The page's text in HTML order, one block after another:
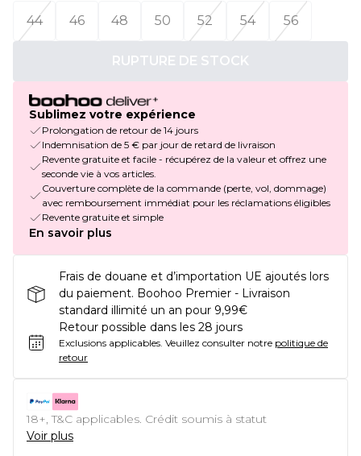
44
46 48 50 52 54 56
RUPTURE DE STOCK
Sublimez votre expérience
Prolongation de retour de 14 jours
Indemnisation de 5 € par jour de retard de livraison
Revente gratuite et facile - récupérez de la valeur et offrez une
seconde vie à vos articles.
Couverture complète de la commande (perte, vol, dommage)
avec remboursement immédiat pour les réclamations éligibles
Revente gratuite et simple
En savoir plus
Frais de douane et d’importation UE ajoutés lors
du paiement. Boohoo Premier - Livraison
standard illimité un an pour 9,99€
Retour possible dans les 28 jours
Exclusions applicables. Veuillez consulter notre politique de
retour
18+, T&C applicables. Crédit soumis à statut
Voir plus